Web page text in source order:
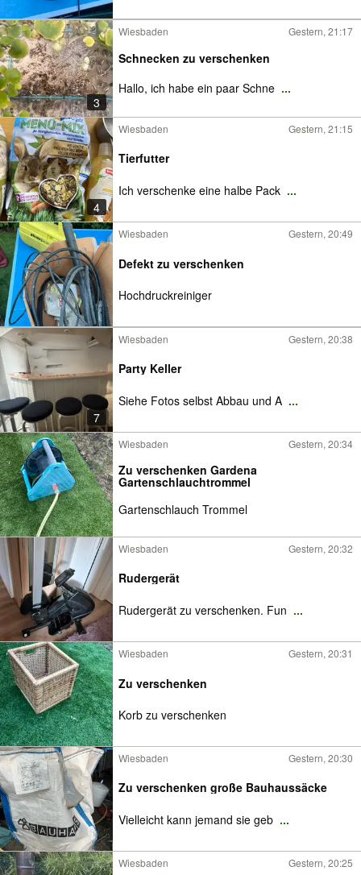
3
Wiesbaden Gestern, 21:17
Schnecken zu verschenken
Hallo, ich habe ein paar Schne ...
4
Wiesbaden Gestern, 21:15
Tierfutter
Ich verschenke eine halbe Pack ...
Wiesbaden Gestern, 20:49
Defekt zu verschenken
Hochdruckreiniger
7
Wiesbaden Gestern, 20:38
Party Keller
Siehe Fotos selbst Abbau und A ...
Wiesbaden Gestern, 20:34
Zu verschenken Gardena
Gartenschlauchtrommel
Gartenschlauch Trommel
Wiesbaden Gestern, 20:32
Rudergerät
Rudergerät zu verschenken. Fun ...
Wiesbaden Gestern, 20:31
Zu verschenken
Korb zu verschenken
Wiesbaden Gestern, 20:30
Zu verschenken große Bauhaussäcke
Vielleicht kann jemand sie geb ...
Wiesbaden Gestern, 20:25